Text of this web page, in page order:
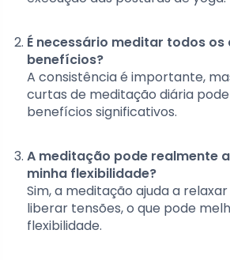
É necessário meditar todos
benefícios?
A consistência é importante,
curtas de meditação diária
benefícios significativos.
A meditação pode realmente
minha flexibilidade?
Sim, a meditação ajuda a
liberar tensões, o que pode
flexibilidade.